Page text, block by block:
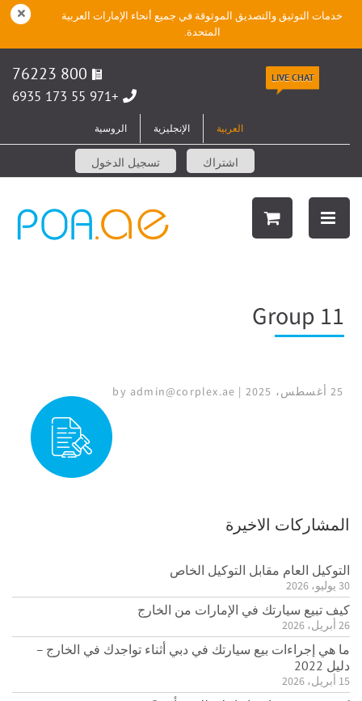
خدمات التوثيق والتصديق الموثوقة في جميع أنحاء الإمارات العربية
المتحدة.
+971 55 173 6935
LIVE CHAT
العربية الإنجليزية الروسية
اشتراك تسجيل الدخول
Group 11
25 أغسطس، 2025 | by admin@corplex.ae
المشاركات الاخيرة
التوكيل العام مقابل التوكيل الخاص
30 يوليو، 2026
كيف تبيع سيارتك في الإمارات من الخارج
26 أبريل، 2026
ما هي إجراءات بيع سيارتك في دبي أثناء تواجدك في الخارج –
دليل 2022
15 أبريل، 2026